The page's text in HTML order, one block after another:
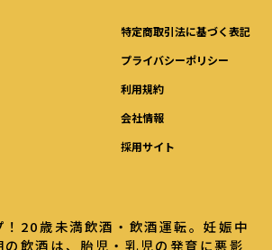
特定商取引法に基づく表記
プライバシーポリシー
利用規約
会社情報
採用サイト
！20歳未満飲酒・飲酒運転。妊娠中
の飲酒は、胎児・乳児の発育に悪影